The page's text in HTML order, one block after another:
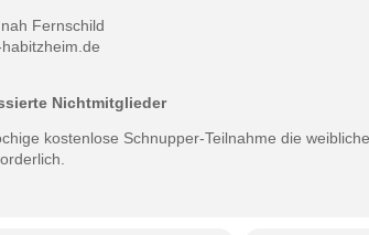
Fernschild
Nichtmitglieder
kostenlose Schnupper-Teilnahme die